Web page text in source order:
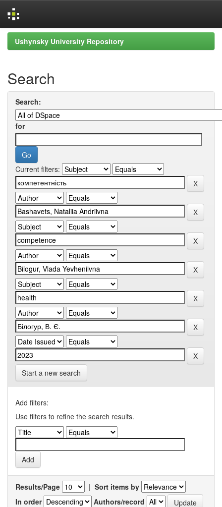
Skip
navigation
Ushynsky University Repository
Search
Search:
for
Current filters:
Start a new search
Add filters:
Use filters to refine the search results.
Results/Page | Sort items by
In order
Authors/record